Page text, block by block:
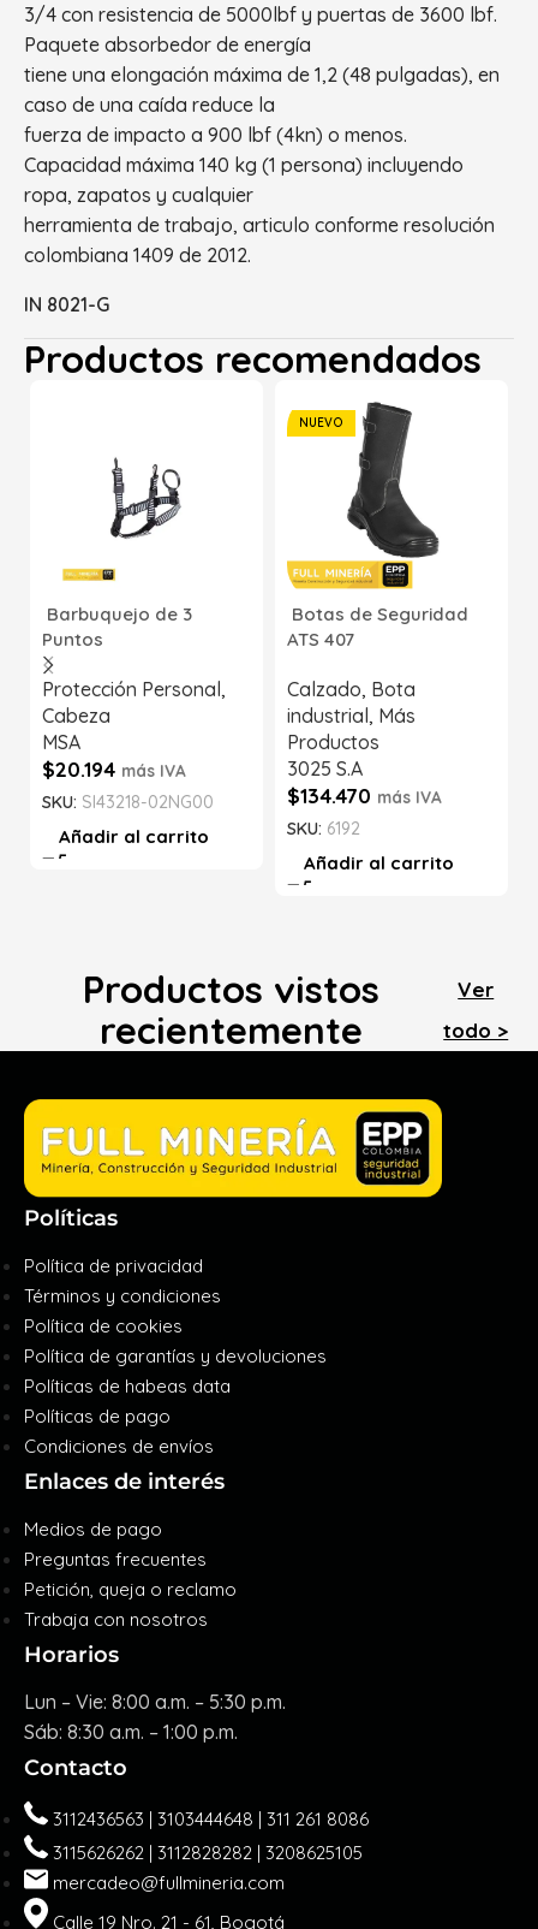
3/4 con resistencia de 5000lbf y puertas de 3600 lbf.
Paquete absorbedor de energía
tiene una elongación máxima de 1,2 (48 pulgadas), en
caso de una caída reduce la
fuerza de impacto a 900 lbf (4kn) o menos.
Capacidad máxima 140 kg (1 persona) incluyendo
ropa, zapatos y cualquier
herramienta de trabajo, articulo conforme resolución
colombiana 1409 de 2012.
IN 8021-G
Productos recomendados
Barbuquejo de 3
Puntos
Protección Personal,
Cabeza
MSA
$20.194 más IVA
SKU: SI43218-02NG00
Añadir al carrito
NUEVO
Botas de Seguridad
ATS 407
Calzado, Bota
industrial, Más
Productos
3025 S.A
$134.470 más IVA
SKU: 6192
Añadir al carrito
Productos vistos
recientemente
Ver
todo >
Políticas
Política de privacidad
Términos y condiciones
Política de cookies
Política de garantías y devoluciones
Políticas de habeas data
Políticas de pago
Condiciones de envíos
Enlaces de interés
Medios de pago
Preguntas frecuentes
Petición, queja o reclamo
Trabaja con nosotros
Horarios
Lun – Vie: 8:00 a.m. – 5:30 p.m.
Sáb: 8:30 a.m. – 1:00 p.m.
Contacto
3112436563 | 3103444648 | 311 261 8086
3115626262 | 3112828282 | 3208625105
mercadeo@fullmineria.com
Calle 19 Nro. 21 - 61, Bogotá